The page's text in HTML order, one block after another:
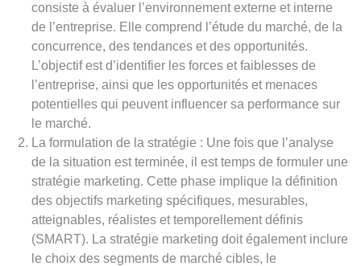
consiste à évaluer l’environnement externe et interne
de l’entreprise. Elle comprend l’étude du marché, de la
concurrence, des tendances et des opportunités.
L’objectif est d’identifier les forces et faiblesses de
l’entreprise, ainsi que les opportunités et menaces
potentielles qui peuvent influencer sa performance sur
le marché.
La formulation de la stratégie : Une fois que l’analyse
de la situation est terminée, il est temps de formuler une
stratégie marketing. Cette phase implique la définition
des objectifs marketing spécifiques, mesurables,
atteignables, réalistes et temporellement définis
(SMART). La stratégie marketing doit également inclure
le choix des segments de marché cibles, le